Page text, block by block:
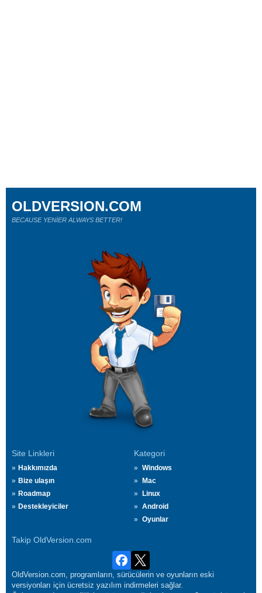
Site Linkleri
Hakkımızda
Bize ulaşın
Roadmap
Destekleyiciler
Kategori
Windows
Mac
Linux
Android
Oyunlar
Takip OldVersion.com
OLDVERSION.COM
BECAUSE YENİER ALWAYS BETTER!
OldVersion.com, programların, sürücülerin ve oyunların eski
versiyonları için ücretsiz yazılım indirmeleri sağlar.